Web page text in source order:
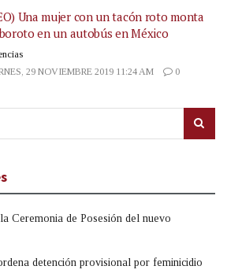
Una mujer con un tacón roto monta
en un autobús en México
29 NOVIEMBRE 2019 11:24 AM
0
Ceremonia de Posesión del nuevo
detención provisional por feminicidio